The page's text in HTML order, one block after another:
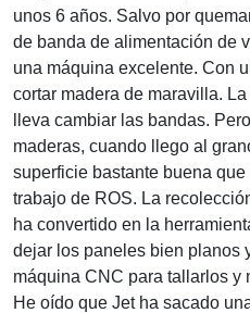
unos 6 años. Salvo por
de banda de alimentación de
una máquina excelente. Con
cortar madera de maravilla.
lleva cambiar las bandas.
maderas, cuando llego al
superficie bastante buena
trabajo de ROS. La
ha convertido en la
dejar los paneles bien planos
máquina CNC para tallarlos y
He oído que Jet ha sacado